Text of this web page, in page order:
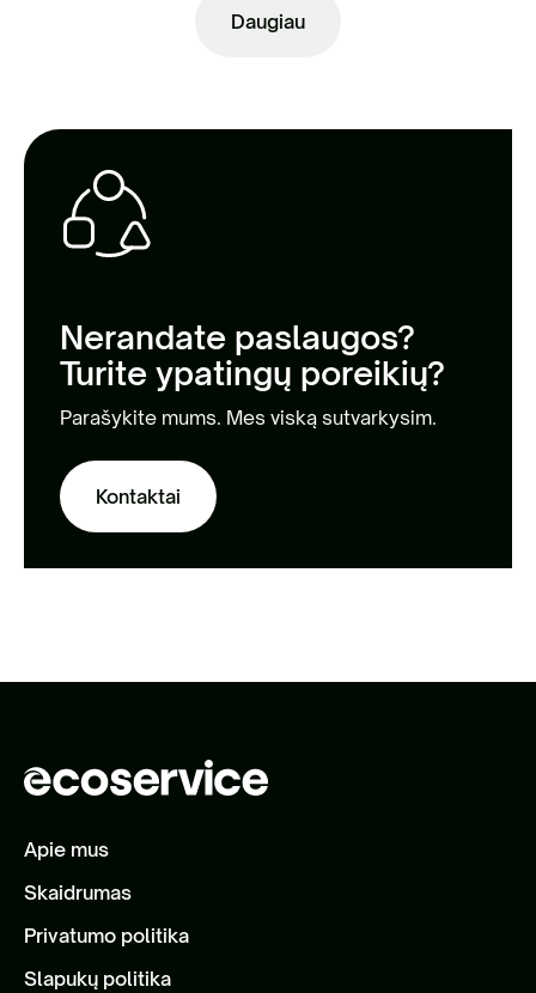
Daugiau
Nerandate paslaugos?
Turite ypatingų poreikių?
Parašykite mums. Mes viską sutvarkysim.
Kontaktai
Apie mus
Skaidrumas
Privatumo politika
Slapukų politika